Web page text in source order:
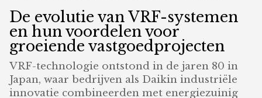
De evolutie van VRF-systemen
en hun voordelen voor
groeiende vastgoedprojecten
VRF-technologie ontstond in de jaren 80 in
Japan, waar bedrijven als Daikin industriële
innovatie combineerden met energiezuinig